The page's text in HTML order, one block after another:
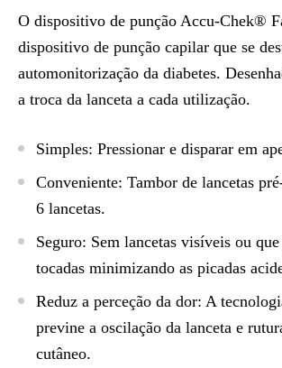
O dispositivo de punção Accu-Chek®
dispositivo de punção capilar que se
automonitorização da diabetes.
a troca da lanceta a cada utilização.
Simples: Pressionar e disparar em
Conveniente: Tambor de lancetas
6 lancetas.
Seguro: Sem lancetas visíveis ou
tocadas minimizando as picadas
Reduz a perceção da dor: A
previne a oscilação da lanceta e
cutâneo.